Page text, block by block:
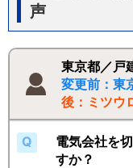
声
東京都／戸
変更前：東
後：ミツウ
電気会社を
すか？